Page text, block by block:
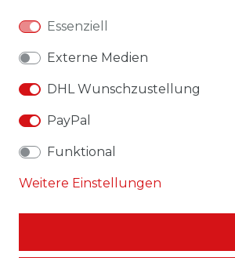
Essenziell
Externe Medien
DHL Wunschzustellung
PayPal
Funktional
Weitere Einstellungen